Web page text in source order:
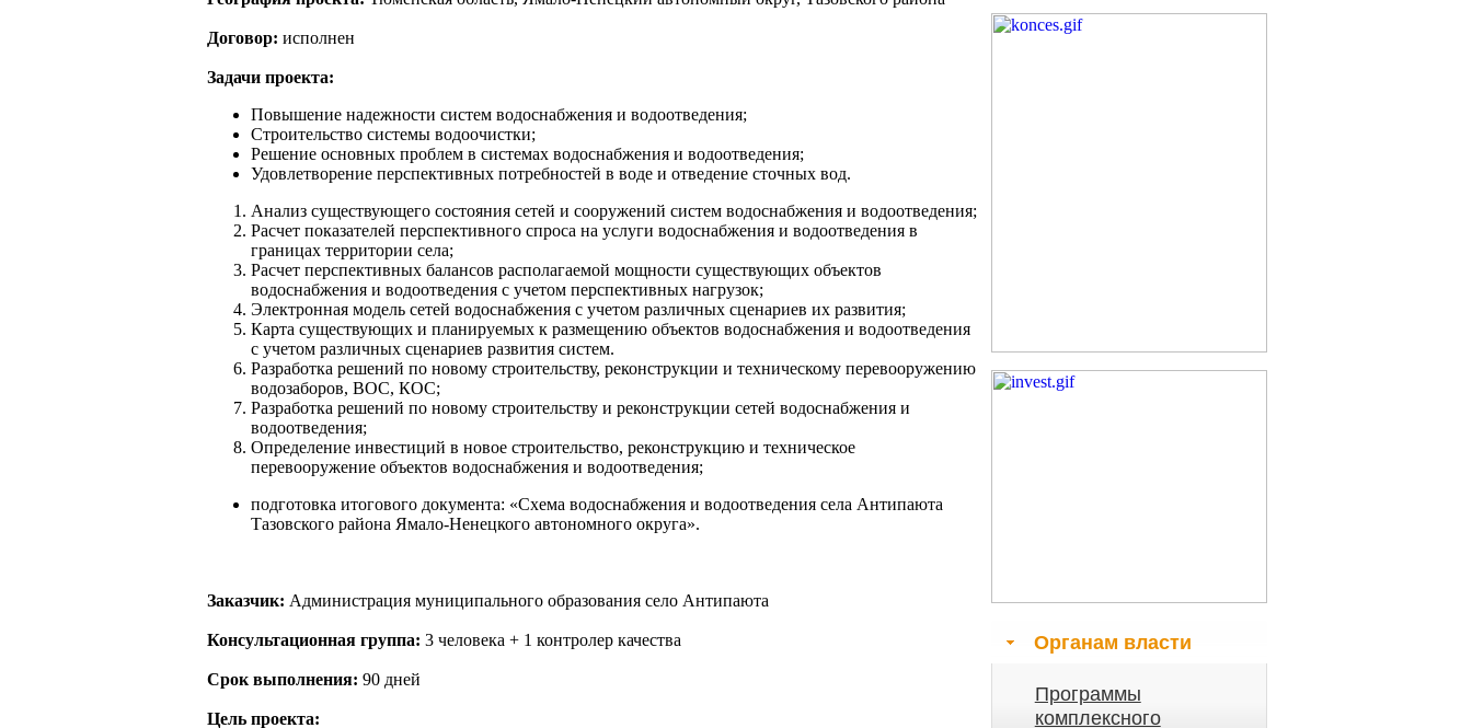
Договор: исполнен
Задачи проекта:
Повышение надежности систем водоснабжения и водоотведения;
Строительство системы водоочистки;
Решение основных проблем в системах водоснабжения и водоотведения;
Удовлетворение перспективных потребностей в воде и отведение сточных вод.
Анализ существующего состояния сетей и сооружений систем водоснабжения и водоотведения;
Расчет показателей перспективного спроса на услуги водоснабжения и водоотведения в
границах территории села;
Расчет перспективных балансов располагаемой мощности существующих объектов
водоснабжения и водоотведения с учетом перспективных нагрузок;
Электронная модель сетей водоснабжения с учетом различных сценариев их развития;
Карта существующих и планируемых к размещению объектов водоснабжения и водоотведения
с учетом различных сценариев развития систем.
Разработка решений по новому строительству, реконструкции и техническому перевооружению
водозаборов, ВОС, КОС;
Разработка решений по новому строительству и реконструкции сетей водоснабжения и
водоотведения;
Определение инвестиций в новое строительство, реконструкцию и техническое
перевооружение объектов водоснабжения и водоотведения;
подготовка итогового документа: «Схема водоснабжения и водоотведения села Антипаюта
Тазовского района Ямало-Ненецкого автономного округа».
Заказчик: Администрация муниципального образования село Антипаюта
Консультационная группа: 3 человека + 1 контролер качества
Срок выполнения: 90 дней
Цель проекта:
Органам власти
Программы
комплексного